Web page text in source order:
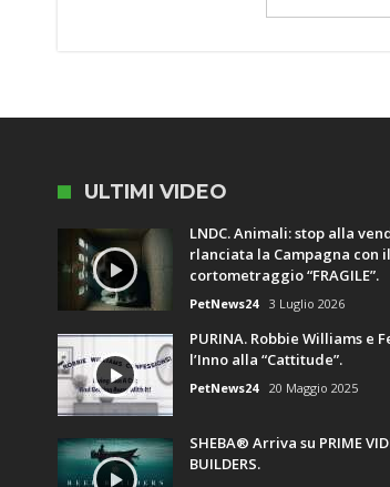
ULTIMI VIDEO
LNDC. Animali: stop alla
rlanciata la Campagna con il
cortometraggio “FRAGILE”.
PetNews24 3 Luglio 2026
PURINA. Robbie Williams e
l’Inno alla “Cattitude”.
PetNews24 20 Maggio 2025
SHEBA® Arriva su PRIME
BUILDERS.